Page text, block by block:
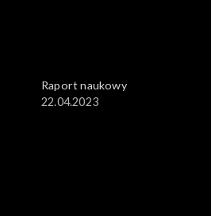
Raport naukowy
22.04.2023